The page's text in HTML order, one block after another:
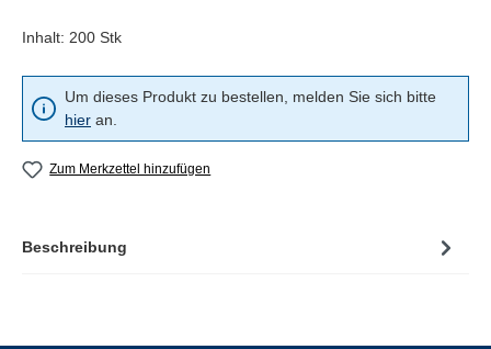
Inhalt: 200 Stk
Um dieses Produkt zu bestellen, melden Sie sich bitte
hier an.
Zum Merkzettel hinzufügen
Beschreibung